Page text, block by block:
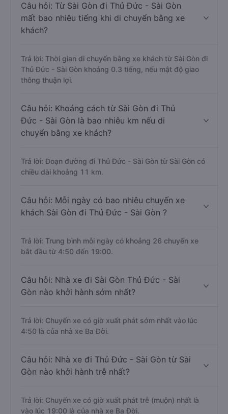
Câu hỏi: Từ Sài Gòn đi Thủ Đức - Sài Gòn
mất bao nhiêu tiếng khi di chuyển bằng xe
khách?
Trả lời: Thời gian di chuyển bằng xe khách từ Sài Gòn đi
Thủ Đức - Sài Gòn khoảng 0.3 tiếng, nếu mật độ giao
thông thuận lợi.
Câu hỏi: Khoảng cách từ Sài Gòn đi Thủ
Đức - Sài Gòn là bao nhiêu km nếu di
chuyển bằng xe khách?
Trả lời: Đoạn đường đi Thủ Đức - Sài Gòn từ Sài Gòn có
chiều dài khoảng 11 km.
Câu hỏi: Mỗi ngày có bao nhiêu chuyến xe
khách Sài Gòn đi Thủ Đức - Sài Gòn ?
Trả lời: Trung bình mỗi ngày có khoảng 26 chuyến xe
bắt đầu từ 4:50 đến 19:00.
Câu hỏi: Nhà xe đi Sài Gòn Thủ Đức - Sài
Gòn nào khởi hành sớm nhất?
Trả lời: Chuyến xe có giờ xuất phát sớm nhất vào lúc
4:50 là của nhà xe Ba Đời.
Câu hỏi: Nhà xe đi Thủ Đức - Sài Gòn từ Sài
Gòn nào khởi hành trễ nhất?
Trả lời: Chuyến xe có giờ xuất phát trễ (muộn) nhất là
vào lúc 19:00 là của nhà xe Ba Đời.